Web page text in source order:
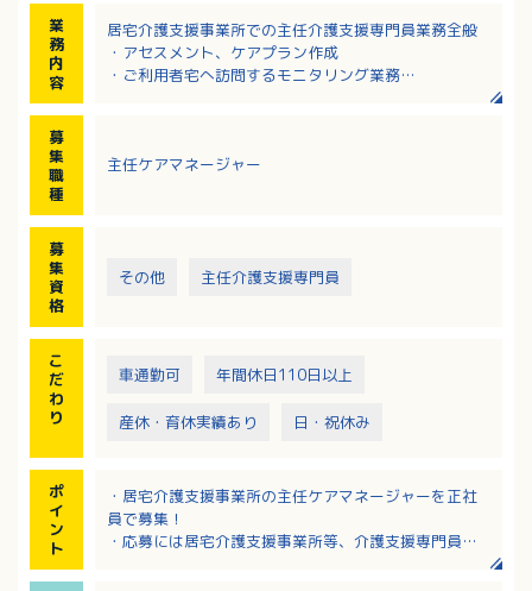
業
務
内
容
居宅介護支援事業所での主任介護支援専門員業務全般
・アセスメント、ケアプラン作成
・ご利用者宅へ訪問するモニタリング業務
ずつ改善できるようなケアプランを作成し、チームケ
募
集
職
種
主任ケアマネージャー
募
集
資
格
その他 主任介護支援専門員
こ
だ
わ
り
車通勤可 年間休日110日以上
産休・育休実績あり 日・祝休み
ポ
イ
ン
ト
・居宅介護支援事業所の主任ケアマネージャーを正社
員で募集！
・応募には居宅介護支援事業所等、介護支援専門員と